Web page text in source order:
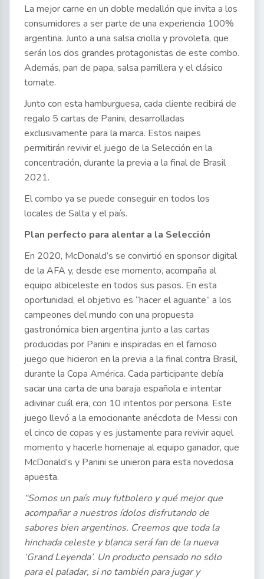
La mejor carne en un doble medallón que invita a los
consumidores a ser parte de una experiencia 100%
argentina. Junto a una salsa criolla y provoleta, que
serán los dos grandes protagonistas de este combo.
Además, pan de papa, salsa parrillera y el clásico
tomate.
Junto con esta hamburguesa, cada cliente recibirá de
regalo 5 cartas de Panini, desarrolladas
exclusivamente para la marca. Estos naipes
permitirán revivir el juego de la Selección en la
concentración, durante la previa a la final de Brasil
2021.
El combo ya se puede conseguir en todos los
locales de Salta y el país.
Plan perfecto para alentar a la Selección
En 2020, McDonald’s se convirtió en sponsor digital
de la AFA y, desde ese momento, acompaña al
equipo albiceleste en todos sus pasos. En esta
oportunidad, el objetivo es “hacer el aguante” a los
campeones del mundo con una propuesta
gastronómica bien argentina junto a las cartas
producidas por Panini e inspiradas en el famoso
juego que hicieron en la previa a la final contra Brasil,
durante la Copa América. Cada participante debía
sacar una carta de una baraja española e intentar
adivinar cuál era, con 10 intentos por persona. Este
juego llevó a la emocionante anécdota de Messi con
el cinco de copas y es justamente para revivir aquel
momento y hacerle homenaje al equipo ganador, que
McDonald’s y Panini se unieron para esta novedosa
apuesta.
“Somos un país muy futbolero y qué mejor que
acompañar a nuestros ídolos disfrutando de
sabores bien argentinos. Creemos que toda la
hinchada celeste y blanca será fan de la nueva
‘Grand Leyenda’. Un producto pensado no sólo
para el paladar, si no también para jugar y